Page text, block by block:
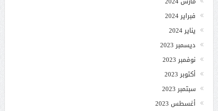
فبراير 2024
يناير 2024
ديسمبر 2023
نوفمبر 2023
أكتوبر 2023
سبتمبر 2023
أغسطس 2023